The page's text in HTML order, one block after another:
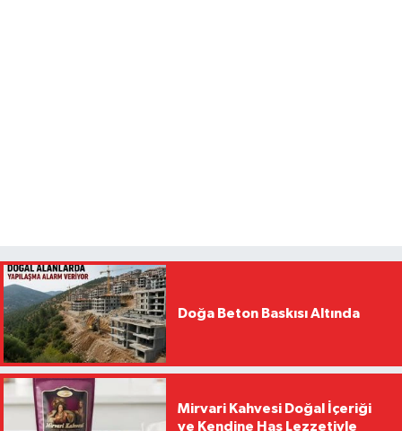
Doğa Beton Baskısı Altında
Mirvari Kahvesi Doğal İçeriği
ve Kendine Has Lezzetiyle